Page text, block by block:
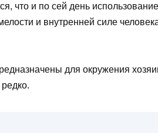
что и по сей день
и внутренней силе
для окружения